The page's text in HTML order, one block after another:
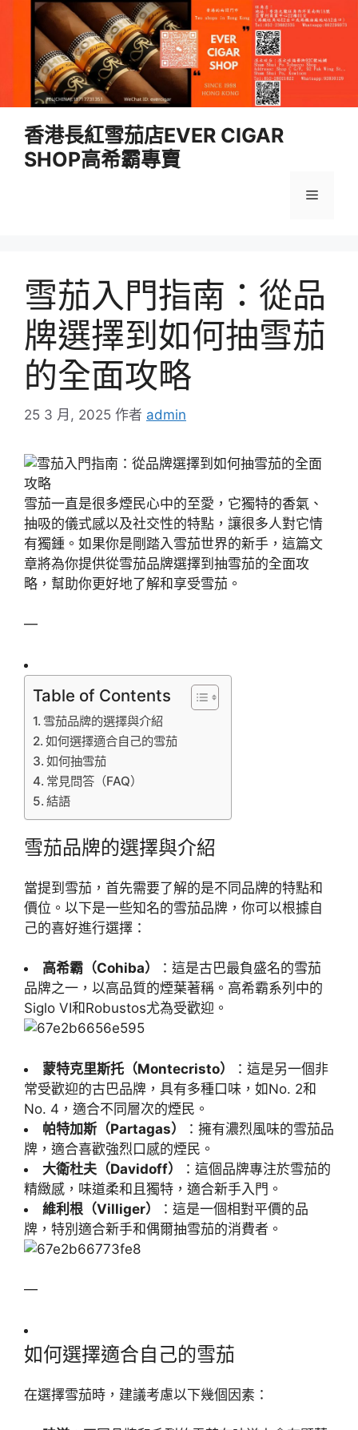
香港長紅雪茄店EVER CIGAR
SHOP高希霸專賣
選
雪茄入門指南：從品
牌選擇到如何抽雪茄
的全面攻略
25 3 月, 2025 作者 admin
雪茄一直是很多煙民心中的至愛，它獨特的香氣、
抽吸的儀式感以及社交性的特點，讓很多人對它情
有獨鍾。如果你是剛踏入雪茄世界的新手，這篇文
章將為你提供從雪茄品牌選擇到抽雪茄的全面攻
略，幫助你更好地了解和享受雪茄。
—
Table of Contents
雪茄品牌的選擇與介紹
如何選擇適合自己的雪茄
如何抽雪茄
常見問答（FAQ）
結語
雪茄品牌的選擇與介紹
當提到雪茄，首先需要了解的是不同品牌的特點和
價位。以下是一些知名的雪茄品牌，你可以根據自
己的喜好進行選擇：
高希霸（Cohiba）
：這是古巴最負盛名的雪茄
品牌之一，以高品質的煙葉著稱。高希霸系列中的
Siglo VI和Robustos尤為受歡迎。
蒙特克里斯托（Montecristo）
：這是另一個非
常受歡迎的古巴品牌，具有多種口味，如No. 2和
No. 4，適合不同層次的煙民。
帕特加斯（Partagas）
：擁有濃烈風味的雪茄品
牌，適合喜歡強烈口感的煙民。
大衛杜夫（Davidoff）
：這個品牌專注於雪茄的
精緻感，味道柔和且獨特，適合新手入門。
維利根（Villiger）
：這是一個相對平價的品
牌，特別適合新手和偶爾抽雪茄的消費者。
—
如何選擇適合自己的雪茄
在選擇雪茄時，建議考慮以下幾個因素：